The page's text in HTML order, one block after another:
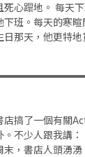
心蹋地。 每天
下班。每天的寒
那天，他更特地
店搞了一個有關
不少人跟我講
，書店人頭湧湧